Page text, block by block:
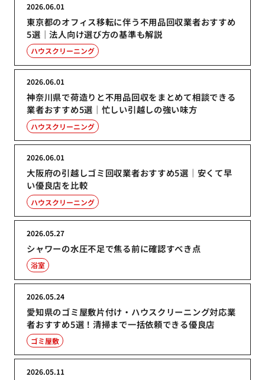
東京都のオフィス移転に伴う不用品回収業者おすすめ
5選｜法人向け選び方の基準も解説
2026.06.01
ハウスクリーニング
神奈川県で荷造りと不用品回収をまとめて相談できる
業者おすすめ5選｜忙しい引越しの強い味方
2026.06.01
ハウスクリーニング
大阪府の引越しゴミ回収業者おすすめ5選｜安くて早
い優良店を比較
2026.06.01
ハウスクリーニング
シャワーの水圧不足で焦る前に確認すべき点
2026.05.27
浴室
愛知県のゴミ屋敷片付け・ハウスクリーニング対応業
者おすすめ5選！清掃まで一括依頼できる優良店
2026.05.24
ゴミ屋敷
2026.05.11